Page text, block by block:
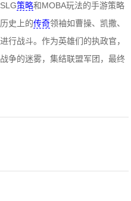
策略和MOBA玩法的手游策略
史上的传奇领袖如曹操、凯撒、
行战斗。作为英雄们的执政官，
争的迷雾，集结联盟军团，最终